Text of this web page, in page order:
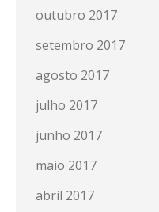
outubro 2017
setembro 2017
agosto 2017
julho 2017
junho 2017
maio 2017
abril 2017